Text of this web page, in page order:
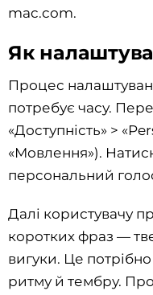
mac.com.
Як
Процес
потребує часу.
«Доступність» >
«Мовлення»).
персональний
Далі користувачу
коротких фраз —
вигуки. Це
ритму й тембру.